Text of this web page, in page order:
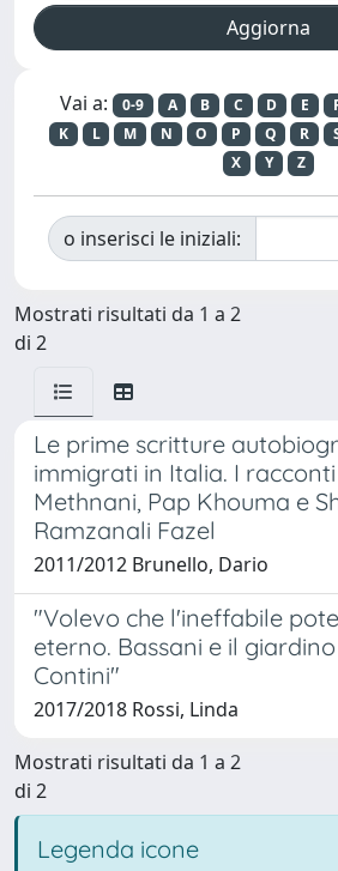
Vai a: 0-9 A B C D E
K
L M N O P Q R
X
Y Z
o inserisci le iniziali:
Mostrati risultati da 1 a 2
di 2
Le prime scritture
immigrati in Italia. I
Methnani, Pap Khouma e
Ramzanali Fazel
2011/2012 Brunello, Dario
"Volevo che l'ineffabile
eterno. Bassani e il
Contini"
2017/2018 Rossi, Linda
Mostrati risultati da 1 a 2
di 2
Legenda icone